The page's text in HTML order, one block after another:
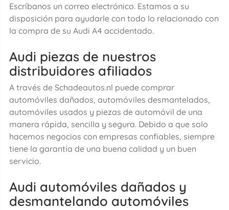
Escríbanos un correo electrónico. Estamos a su
disposición para ayudarle con todo lo relacionado con
la compra de su Audi A4 accidentado.
Audi piezas de nuestros
distribuidores afiliados
A través de Schadeautos.nl puede comprar
automóviles dañados, automóviles desmantelados,
automóviles usados y piezas de automóvil de una
manera rápida, sencilla y segura. Debido a que solo
hacemos negocios con empresas confiables, siempre
tiene la garantía de una buena calidad y un buen
servicio.
Audi automóviles dañados y
desmantelando automóviles